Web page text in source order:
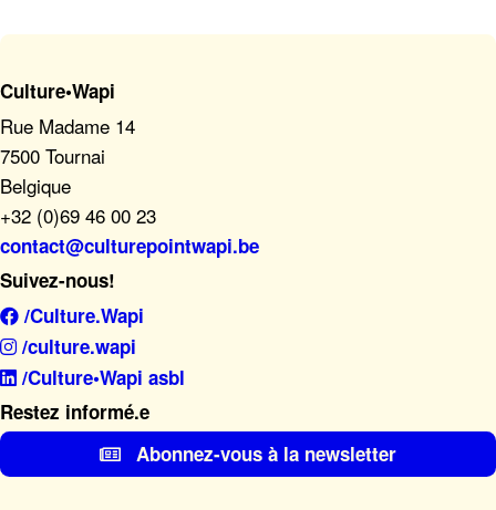
Culture•Wapi
Rue Madame 14
7500 Tournai
Belgique
+32 (0)69 46 00 23
contact@culturepointwapi.be
Suivez-nous!
/Culture.Wapi
/culture.wapi
/Culture•Wapi asbl
Restez informé.e
Abonnez-vous à la newsletter